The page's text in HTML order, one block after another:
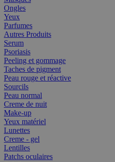
Ongles
Yeux
Parfumes
Autres Produits
Serum
Psoriasis
Peeling et gommage
Taches de pigment
Peau rouge et réactive
Sourcils
Peau normal
Creme de nuit
Make-up
Yeux matériel
Lunettes
Creme - gel
Lentilles
Patchs oculaires